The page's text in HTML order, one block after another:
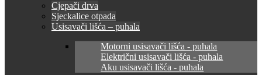
Cjepači drva
Sjeckalice otpada
Usisavači lišća – puhala
Motorni usisavači lišća - puhala
Električni usisavači lišća - puhala
Aku usisavači lišća - puhala